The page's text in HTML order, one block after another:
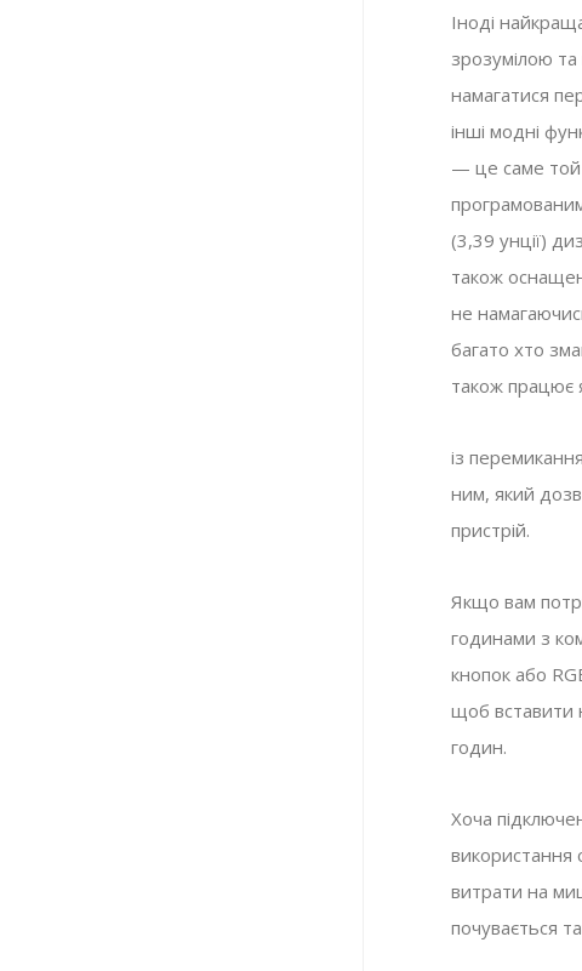
Іноді
зрозумілою
намагатися
інші модні
— це саме той
(3,39 унції)
також
не
багато хто
також працює
із
ним, який
пристрій.
Якщо вам
годинами з
кнопок або
щоб вставити
годин.
Хоча
використання
витрати на
почувається